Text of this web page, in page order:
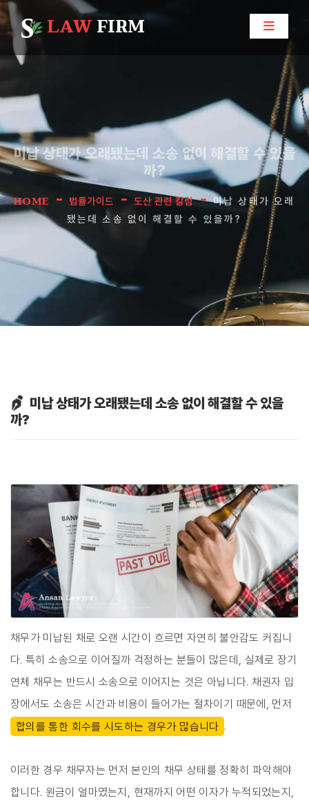
LAWFIRM
미납 상태가 오래됐는데 소송 없이 해결할 수 있을
까?
HOME - 법률가이드 -도산 관련 칼럼-미납 상태가 오래
됐는데 소송 없이 해결할 수 있을까?
미납 상태가 오래됐는데 소송 없이 해결할 수 있을
까?
채무가 미납된 채로 오랜 시간이 흐르면 자연히 불안감도 커집니
다. 특히 소송으로 이어질까 걱정하는 분들이 많은데, 실제로 장기
연체 채무는 반드시 소송으로 이어지는 것은 아닙니다. 채권자 입
장에서도 소송은 시간과 비용이 들어가는 절차이기 때문에, 먼저
합의를 통한 회수를 시도하는 경우가 많습니다 .
이러한 경우 채무자는 먼저 본인의 채무 상태를 정확히 파악해야
합니다. 원금이 얼마였는지, 현재까지 어떤 이자가 누적되었는지,